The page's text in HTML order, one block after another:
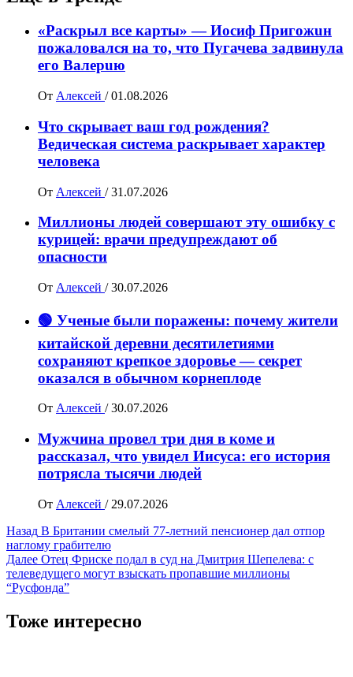
«Раскрыл все карты» — Иосиф Пpигожuн
пожалoвался на то, что Пугачева задвинула
его Вaлepuю
От Алексей / 01.08.2026
Что скрывает ваш год рождения?
Ведическая система раскрывает характер
человека
От Алексей / 31.07.2026
Миллионы людей совершают эту ошибку с
курицей: врачи предупреждают об
опасности
От Алексей / 30.07.2026
🟢 Ученые были поражены: почему жители
китайской деревни десятилетиями
сохраняют крепкое здоровье — секрет
оказался в обычном корнеплоде
От Алексей / 30.07.2026
Мужчина провел три дня в коме и
рассказал, что увидел Иисуса: его история
потрясла тысячи людей
От Алексей / 29.07.2026
Навигация
записи
Назад В Британии смелый 77-летний пенсионер дал отпор
наглому грабителю
Далее Отец Фриске подал в суд на Дмитрия Шепелева: с
телеведущего могут взыскать пропавшие миллионы
“Русфонда”
Тоже интересно